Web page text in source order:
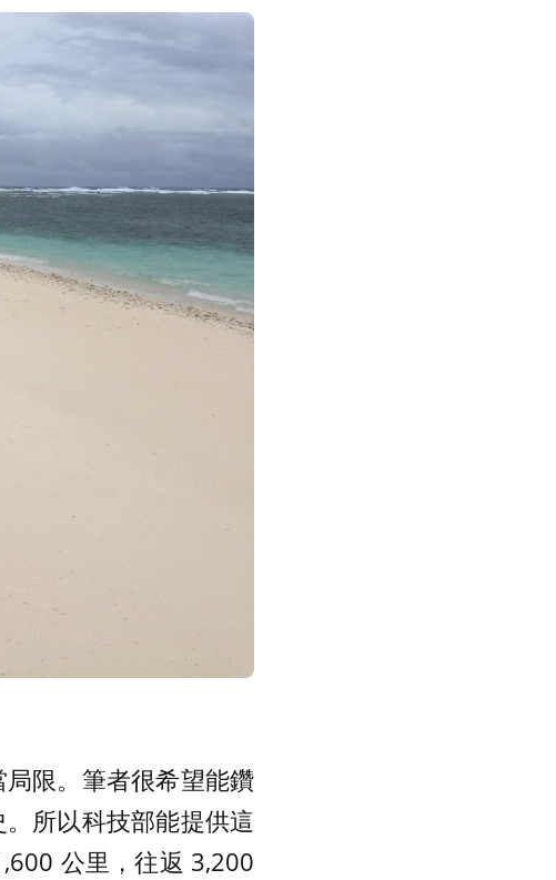
限。筆者很希望能鑽
所以科技部能提供這
公里，往返 3,200